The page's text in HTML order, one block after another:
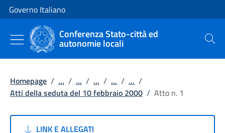
Vai al contenuto
Vai alla navigazione del sito
Governo Italiano
Conferenza Stato-città ed
autonomie locali Cerca
Homepage / ... / ... / ... / ... / ... /
Atti della seduta del 10 febbraio 2000 / Atto n. 1
LINK E ALLEGATI